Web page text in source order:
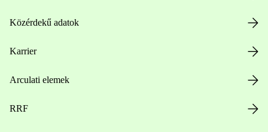
Közérdekű adatok
Karrier
Arculati elemek
RRF